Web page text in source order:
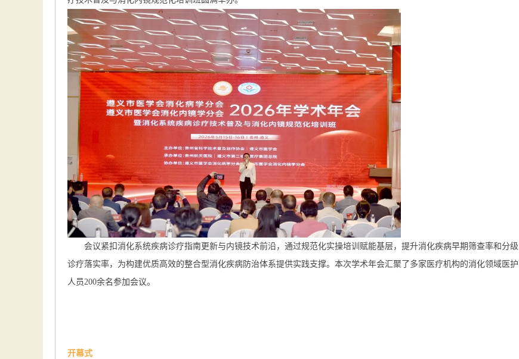
会议紧扣消化系统疾病诊疗指南更新与内镜技术前沿，通过规范化实操培训赋能基层，提升消化疾病早期筛查率和分级
诊疗落实率，为构建优质高效的整合型消化疾病防治体系提供实践支撑。本次学术年会汇聚了多家医疗机构的消化领域医护
人员200余名参加会议。
开幕式